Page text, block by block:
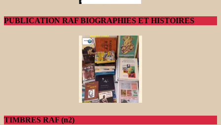
PUBLICATION RAF BIOGRAPHIES ET HISTOIRES
TIMBRES RAF (n2)